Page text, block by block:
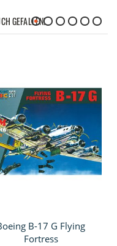
GEFALLEN!
B-17 G Flying
Fortress